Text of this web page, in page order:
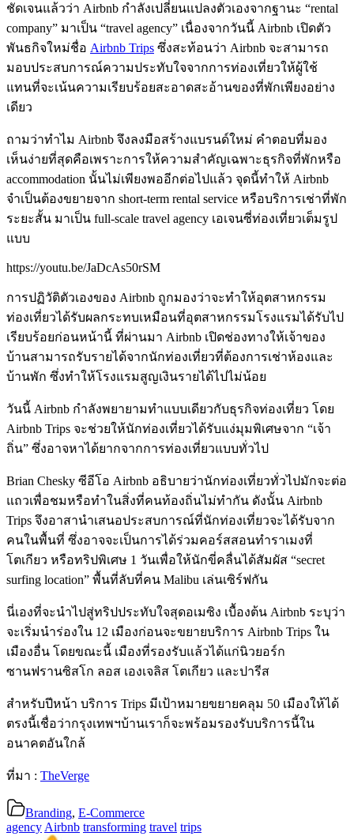
ชัดเจนแล้วว่า Airbnb กำลังเปลี่ยนแปลงตัวเองจากฐานะ “rental
company” มาเป็น “travel agency” เนื่องจากวันนี้ Airbnb เปิดตัว
พันธกิจใหม่ชื่อ Airbnb Trips ซึ่งสะท้อนว่า Airbnb จะสามารถ
มอบประสบการณ์ความประทับใจจากการท่องเที่ยวให้ผู้ใช้
แทนที่จะเน้นความเรียบร้อยสะอาดสะอ้านของที่พักเพียงอย่าง
เดียว
ถามว่าทำไม Airbnb จึงลงมือสร้างแบรนด์ใหม่ คำตอบที่มอง
เห็นง่ายที่สุดคือเพราะการให้ความสำคัญเฉพาะธุรกิจที่พักหรือ
accommodation นั้นไม่เพียงพออีกต่อไปแล้ว จุดนี้ทำให้ Airbnb
จำเป็นต้องขยายจาก short-term rental service หรือบริการเช่าที่พัก
ระยะสั้น มาเป็น full-scale travel agency เอเจนซี่ท่องเที่ยวเต็มรูป
แบบ
https://youtu.be/JaDcAs50rSM
การปฏิวัติตัวเองของ Airbnb ถูกมองว่าจะทำให้อุตสาหกรรม
ท่องเที่ยวได้รับผลกระทบเหมือนที่อุตสาหกรรมโรงแรมได้รับไป
เรียบร้อยก่อนหน้านี้ ที่ผ่านมา Airbnb เปิดช่องทางให้เจ้าของ
บ้านสามารถรับรายได้จากนักท่องเที่ยวที่ต้องการเช่าห้องและ
บ้านพัก ซึ่งทำให้โรงแรมสูญเงินรายได้ไปไม่น้อย
วันนี้ Airbnb กำลังพยายามทำแบบเดียวกับธุรกิจท่องเที่ยว โดย
Airbnb Trips จะช่วยให้นักท่องเที่ยวได้รับแง่มุมพิเศษจาก “เจ้า
ถิ่น” ซึ่งอาจหาได้ยากจากการท่องเที่ยวแบบทั่วไป
Brian Chesky ซีอีโอ Airbnb อธิบายว่านักท่องเที่ยวทั่วไปมักจะต่อ
แถวเพื่อชมหรือทำในสิ่งที่คนท้องถิ่นไม่ทำกัน ดังนั้น Airbnb
Trips จึงอาสานำเสนอประสบการณ์ที่นักท่องเที่ยวจะได้รับจาก
คนในพื้นที่ ซึ่งอาจจะเป็นการได้ร่วมคอร์สสอนทำราเมงที่
โตเกียว หรือทริปพิเศษ 1 วันเพื่อให้นักขี่คลื่นได้สัมผัส “secret
surfing location” พื้นที่ลับที่คน Malibu เล่นเซิร์ฟกัน
นี่เองที่จะนำไปสู่ทริปประทับใจสุดอเมซิง เบื้องต้น Airbnb ระบุว่า
จะเริ่มนำร่องใน 12 เมืองก่อนจะขยายบริการ Airbnb Trips ใน
เมืองอื่น โดยขณะนี้ เมืองที่รองรับแล้วได้แก่นิวยอร์ก
ซานฟรานซิสโก ลอส เองเจลิส โตเกียว และปารีส
สำหรับปีหน้า บริการ Trips มีเป้าหมายขยายคลุม 50 เมืองให้ได้
ตรงนี้เชื่อว่ากรุงเทพฯบ้านเราก็จะพร้อมรองรับบริการนี้ใน
อนาคตอันใกล้
ที่มา : TheVerge
Branding, E-Commerce
agency Airbnb transforming travel trips